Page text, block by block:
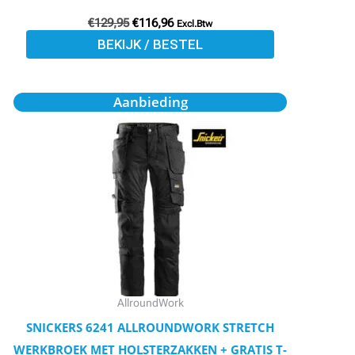
€129,95 €116,96 Excl.Btw
BEKIJK / BESTEL
Aanbieding
AllroundWork
SNICKERS 6241 ALLROUNDWORK STRETCH
WERKBROEK MET HOLSTERZAKKEN + GRATIS T-
Oorspronkelijke
prijs
was:
€107,95.
Huidige
prijs
is:
€97,16.
Dit
product
heeft
meerdere
variaties.
Deze
optie
kan
gekozen
worden
op
de